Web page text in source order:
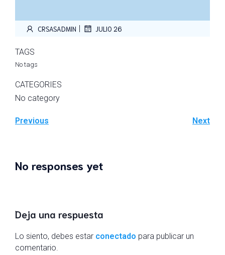
CRSASADMIN JULIO 26
TAGS
No tags
CATEGORIES
No category
Previous Next
No responses yet
Deja una respuesta
Lo siento, debes estar conectado para publicar un
comentario.